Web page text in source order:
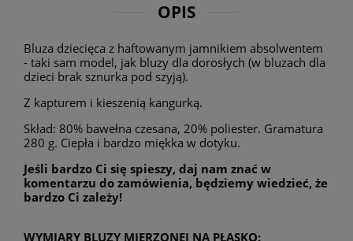
OPIS
Bluza dziecięca z haftowanym jamnikiem absolwentem
- taki sam model, jak bluzy dla dorosłych (w bluzach dla
dzieci brak sznurka pod szyją).
Z kapturem i kieszenią kangurką.
Skład: 80% bawełna czesana, 20% poliester. Gramatura
280 g. Ciepła i bardzo miękka w dotyku.
Jeśli bardzo Ci się spieszy, daj nam znać w
komentarzu do zamówienia, będziemy wiedzieć, że
bardzo Ci zależy!
WYMIARY BLUZY MIERZONEJ NA PŁASKO: